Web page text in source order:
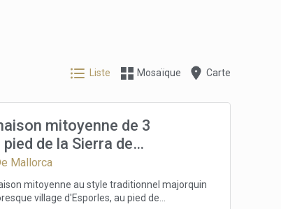
Liste Mosaïque Carte
mitoyenne de 3
de la Sierra de
Majorque
Mallorca
mitoyenne au style traditionnel majorquin
village d'Esporles, au pied de